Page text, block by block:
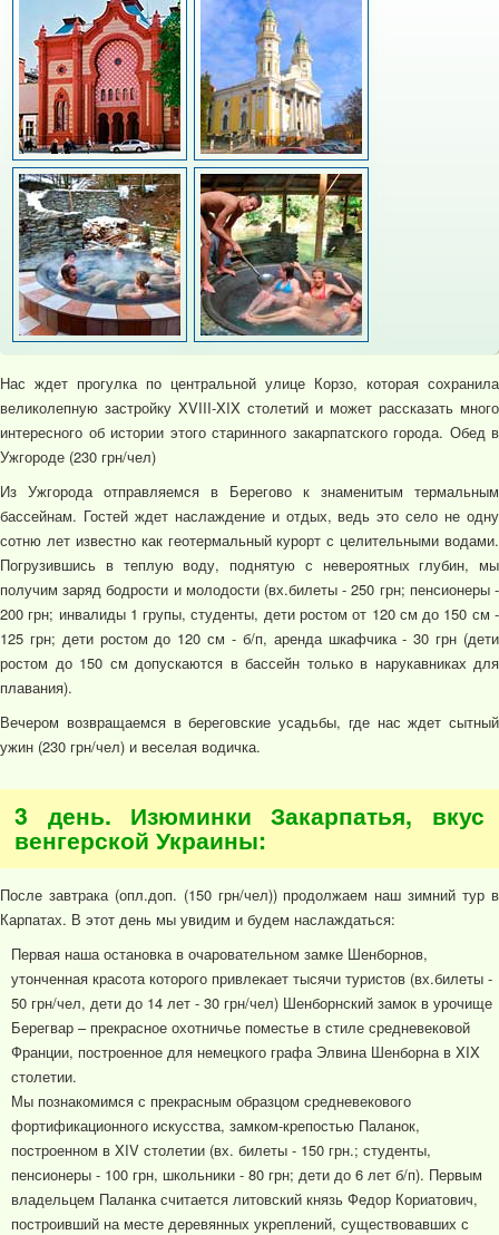
Нас ждет прогулка по центральной улице Корзо, которая сохранила
великолепную застройку XVIII-XIX столетий и может рассказать много
интересного об истории этого старинного закарпатского города. Обед в
Ужгороде (230 грн/чел)
Из Ужгорода отправляемся в Берегово к знаменитым термальным
бассейнам. Гостей ждет наслаждение и отдых, ведь это село не одну
сотню лет известно как геотермальный курорт с целительными водами.
Погрузившись в теплую воду, поднятую с невероятных глубин, мы
получим заряд бодрости и молодости (вх.билеты - 250 грн; пенсионеры -
200 грн; инвалиды 1 групы, студенты, дети ростом от 120 см до 150 см -
125 грн; дети ростом до 120 см - б/п, аренда шкафчика - 30 грн (дети
ростом до 150 см допускаются в бассейн только в нарукавниках для
плавания).
Вечером возвращаемся в береговские усадьбы, где нас ждет сытный
ужин (230 грн/чел) и веселая водичка.
3 день. Изюминки Закарпатья, вкус
венгерской Украины:
После завтрака (опл.доп. (150 грн/чел)) продолжаем наш зимний тур в
Карпатах. В этот день мы увидим и будем наслаждаться:
Первая наша остановка в очаровательном замке Шенборнов,
утонченная красота которого привлекает тысячи туристов (вх.билеты -
50 грн/чел, дети до 14 лет - 30 грн/чел) Шенборнский замок в урочище
Берегвар – прекрасное охотничье поместье в стиле средневековой
Франции, построенное для немецкого графа Элвина Шенборна в XIX
столетии.
Мы познакомимся с прекрасным образцом средневекового
фортификационного искусства, замком-крепостью Паланок,
построенном в XIV столетии (вх. билеты - 150 грн.; студенты,
пенсионеры - 100 грн, школьники - 80 грн; дети до 6 лет б/п). Первым
владельцем Паланка считается литовский князь Федор Кориатович,
построивший на месте деревянных укреплений, существовавших с